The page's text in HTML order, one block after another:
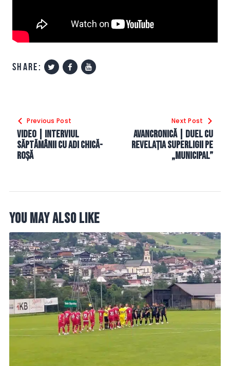
share:
în
articole
Previous Post
VIDEO | Interviul
săptămânii cu Adi Chică-
Roșă
Next Post
Avancronică | Duel cu
revelația SuperLigii pe
„Municipal”
You May Also Like